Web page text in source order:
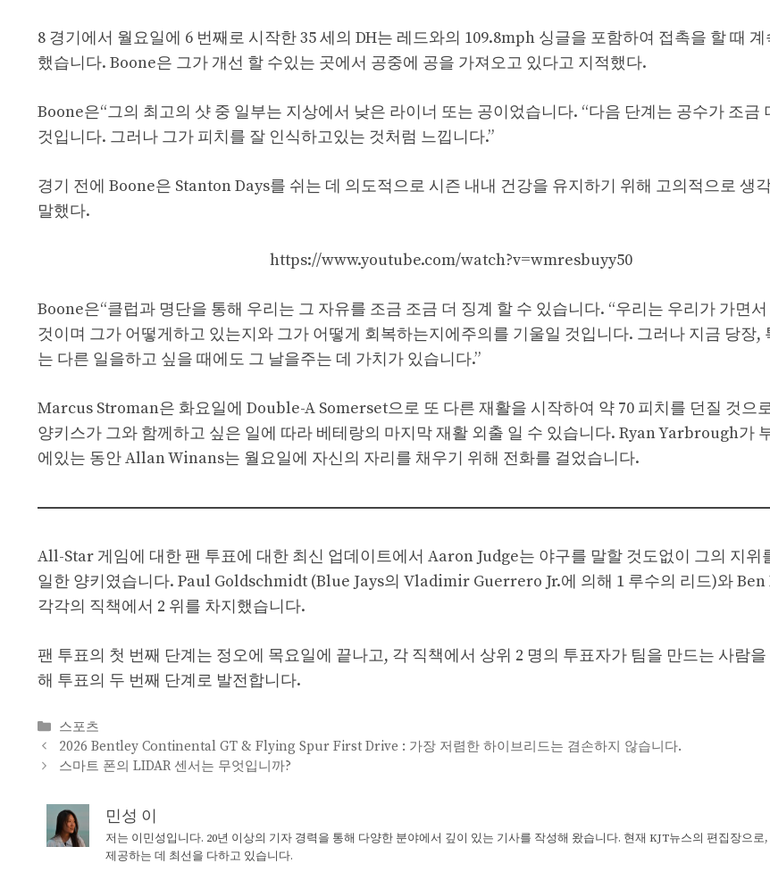
8 경기에서 월요일에 6 번째로 시작한 35 세의 DH는 레드와의 109.8mph 싱글을 포함하여 접촉을 할 때
했습니다. Boone은 그가 개선 할 수있는 곳에서 공중에 공을 가져오고 있다고 지적했다.
Boone은“그의 최고의 샷 중 일부는 지상에서 낮은 라이너 또는 공이었습니다. “다음 단계는 공수가 조금
것입니다. 그러나 그가 피치를 잘 인식하고있는 것처럼 느낍니다.”
경기 전에 Boone은 Stanton Days를 쉬는 데 의도적으로 시즌 내내 건강을 유지하기 위해 고의적으로 생
말했다.
https://www.youtube.com/watch?v=wmresbuyy50
Boone은“클럽과 명단을 통해 우리는 그 자유를 조금 조금 더 징계 할 수 있습니다. “우리는 우리가 가면
것이며 그가 어떻게하고 있는지와 그가 어떻게 회복하는지에주의를 기울일 것입니다. 그러나 지금 당장,
는 다른 일을하고 싶을 때에도 그 날을주는 데 가치가 있습니다.”
Marcus Stroman은 화요일에 Double-A Somerset으로 또 다른 재활을 시작하여 약 70 피치를 던질 것으
양키스가 그와 함께하고 싶은 일에 따라 베테랑의 마지막 재활 외출 일 수 있습니다. Ryan Yarbrough가
에있는 동안 Allan Winans는 월요일에 자신의 자리를 채우기 위해 전화를 걸었습니다.
All-Star 게임에 대한 팬 투표에 대한 최신 업데이트에서 Aaron Judge는 야구를 말할 것도없이 그의 지위
일한 양키였습니다. Paul Goldschmidt (Blue Jays의 Vladimir Guerrero Jr.에 의해 1 루수의 리드)와 Ben
각각의 직책에서 2 위를 차지했습니다.
팬 투표의 첫 번째 단계는 정오에 목요일에 끝나고, 각 직책에서 상위 2 명의 투표자가 팀을 만드는 사람을
해 투표의 두 번째 단계로 발전합니다.
Categories
스포츠
2026 Bentley Continental GT & Flying Spur First Drive : 가장 저렴한 하이브리드는 겸손하지 않습니다.
스마트 폰의 LIDAR 센서는 무엇입니까?
민성 이
저는 이민성입니다. 20년 이상의 기자 경력을 통해 다양한 분야에서 깊이 있는 기사를 작성해 왔습니다. 현재 KJT뉴스의 편집장으로
제공하는 데 최선을 다하고 있습니다.